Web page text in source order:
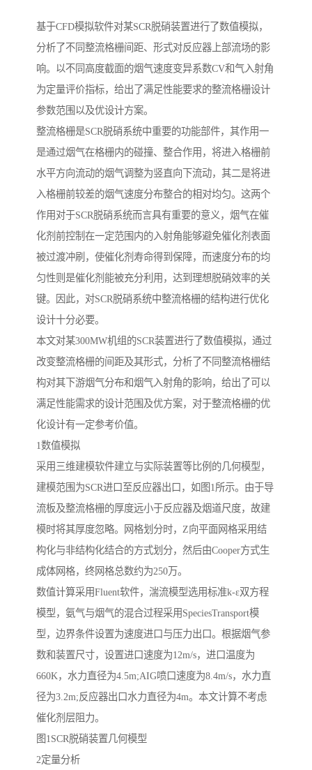
基于CFD模拟软件对某SCR脱硝装置进行了数值模拟，
分析了不同整流格栅间距、形式对反应器上部流场的影
响。以不同高度截面的烟气速度变异系数CV和气入射角
为定量评价指标，给出了满足性能要求的整流格栅设计
参数范围以及优设计方案。
整流格栅是SCR脱硝系统中重要的功能部件，其作用一
是通过烟气在格栅内的碰撞、整合作用，将进入格栅前
水平方向流动的烟气调整为竖直向下流动，其二是将进
入格栅前较差的烟气速度分布整合的相对均匀。这两个
作用对于SCR脱硝系统而言具有重要的意义，烟气在催
化剂前控制在一定范围内的入射角能够避免催化剂表面
被过渡冲刷，使催化剂寿命得到保障，而速度分布的均
匀性则是催化剂能被充分利用，达到理想脱硝效率的关
键。因此，对SCR脱硝系统中整流格栅的结构进行优化
设计十分必要。
本文对某300MW机组的SCR装置进行了数值模拟，通过
改变整流格栅的间距及其形式，分析了不同整流格栅结
构对其下游烟气分布和烟气入射角的影响，给出了可以
满足性能需求的设计范围及优方案，对于整流格栅的优
化设计有一定参考价值。
1数值模拟
采用三维建模软件建立与实际装置等比例的几何模型，
建模范围为SCR进口至反应器出口，如图1所示。由于导
流板及整流格栅的厚度远小于反应器及烟道尺度，故建
模时将其厚度忽略。网格划分时，Z向平面网格采用结
构化与非结构化结合的方式划分，然后由Cooper方式生
成体网格，终网格总数约为250万。
数值计算采用Fluent软件，湍流模型选用标准k-ε双方程
模型，氨气与烟气的混合过程采用SpeciesTransport模
型，边界条件设置为速度进口与压力出口。根据烟气参
数和装置尺寸，设置进口速度为12m/s，进口温度为
660K，水力直径为4.5m;AIG喷口速度为8.4m/s，水力直
径为3.2m;反应器出口水力直径为4m。本文计算不考虑
催化剂层阻力。
图1SCR脱硝装置几何模型
2定量分析